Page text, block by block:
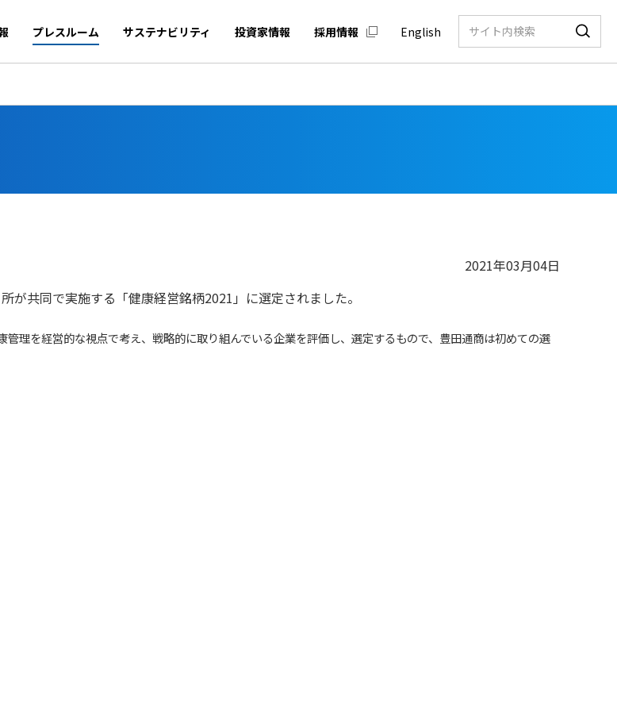
プレスルーム サステナビリティ 投資家情報 採用情報 English
2021年03月04日
共同で実施する「健康経営銘柄2021」に選定されました。
理を経営的な視点で考え、戦略的に取り組んでいる企業を評価し、選定するもので、豊田通商は初めての選